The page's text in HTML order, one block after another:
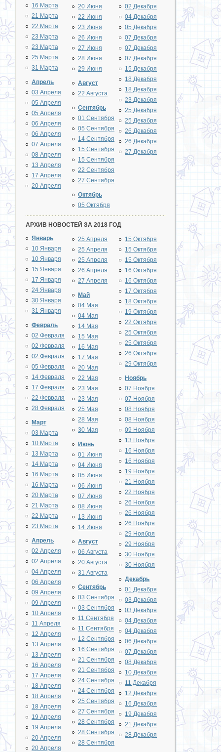
16 Марта
21 Марта
22 Марта
23 Марта
23 Марта
25 Марта
31 Марта
Апрель
03 Апреля
05 Апреля
05 Апреля
06 Апреля
06 Апреля
07 Апреля
08 Апреля
13 Апреля
17 Апреля
20 Апреля
20 Июня
22 Июня
23 Июня
26 Июня
27 Июня
28 Июня
29 Июня
Август
22 Августа
Сентябрь
01 Сентября
05 Сентября
14 Сентября
15 Сентября
15 Сентября
22 Сентября
27 Сентября
Октябрь
05 Октября
02 Декабря
04 Декабря
05 Декабря
07 Декабря
07 Декабря
07 Декабря
15 Декабря
18 Декабря
18 Декабря
23 Декабря
25 Декабря
25 Декабря
26 Декабря
26 Декабря
27 Декабря
АРХИВ НОВОСТЕЙ ЗА 2018 ГОД
Январь
10 Января
10 Января
15 Января
17 Января
24 Января
30 Января
31 Января
Февраль
02 Февраля
02 Февраля
02 Февраля
05 Февраля
14 Февраля
17 Февраля
22 Февраля
28 Февраля
Март
03 Марта
10 Марта
13 Марта
14 Марта
16 Марта
16 Марта
20 Марта
21 Марта
22 Марта
23 Марта
Апрель
02 Апреля
02 Апреля
04 Апреля
06 Апреля
09 Апреля
09 Апреля
10 Апреля
11 Апреля
12 Апреля
13 Апреля
13 Апреля
16 Апреля
17 Апреля
18 Апреля
18 Апреля
18 Апреля
19 Апреля
19 Апреля
20 Апреля
20 Апреля
25 Апреля
25 Апреля
25 Апреля
26 Апреля
27 Апреля
Май
04 Мая
04 Мая
14 Мая
15 Мая
16 Мая
17 Мая
20 Мая
22 Мая
23 Мая
23 Мая
25 Мая
28 Мая
30 Мая
Июнь
01 Июня
04 Июня
05 Июня
06 Июня
07 Июня
08 Июня
13 Июня
14 Июня
Август
06 Августа
20 Августа
31 Августа
Сентябрь
03 Сентября
03 Сентября
11 Сентября
11 Сентября
12 Сентября
16 Сентября
21 Сентября
21 Сентября
24 Сентября
24 Сентября
25 Сентября
27 Сентября
28 Сентября
28 Сентября
28 Сентября
15 Октября
15 Октября
15 Октября
16 Октября
16 Октября
17 Октября
18 Октября
19 Октября
22 Октября
25 Октября
25 Октября
26 Октября
29 Октября
Ноябрь
07 Ноября
07 Ноября
08 Ноября
08 Ноября
09 Ноября
13 Ноября
16 Ноября
16 Ноября
19 Ноября
21 Ноября
22 Ноября
26 Ноября
26 Ноября
26 Ноября
29 Ноября
29 Ноября
30 Ноября
30 Ноября
Декабрь
01 Декабря
03 Декабря
03 Декабря
04 Декабря
04 Декабря
06 Декабря
07 Декабря
08 Декабря
10 Декабря
11 Декабря
12 Декабря
16 Декабря
19 Декабря
21 Декабря
28 Декабря